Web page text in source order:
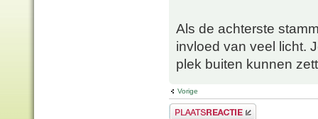
Als de achterste
invloed van veel licht.
plek buiten kunnen
Vorige
Plaats een reactie